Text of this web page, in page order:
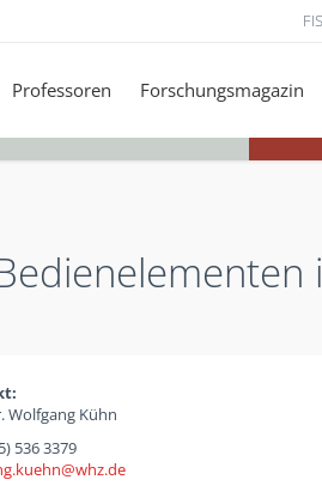
Professoren Forschungsmagazin
Wolfgang Kühn
536 3379
whzde